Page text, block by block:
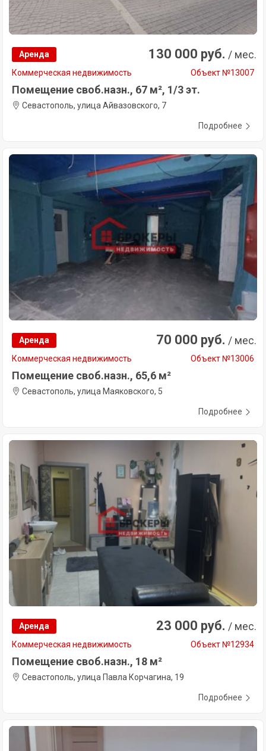
Аренда 130 000 руб. / мес.
Коммерческая недвижимость Объект №13007
Помещение своб.назн., 67 м², 1/3 эт.
Севастополь, улица Айвазовского, 7
Подробнее
Аренда 70 000 руб. / мес.
Коммерческая недвижимость Объект №13006
Помещение своб.назн., 65,6 м²
Севастополь, улица Маяковского, 5
Подробнее
Аренда 23 000 руб. / мес.
Коммерческая недвижимость Объект №12934
Помещение своб.назн., 18 м²
Севастополь, улица Павла Корчагина, 19
Подробнее